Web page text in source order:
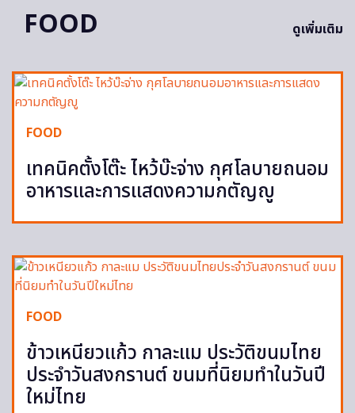
FOOD ดูเพิ่มเติม
FOOD
เทคนิคตั้งโต๊ะ ไหว้บ๊ะจ่าง กุศโลบายถนอม
อาหารและการแสดงความกตัญญู
FOOD
ข้าวเหนียวแก้ว กาละแม ประวัติขนมไทย
ประจำวันสงกรานต์ ขนมที่นิยมทำในวันปี
ใหม่ไทย